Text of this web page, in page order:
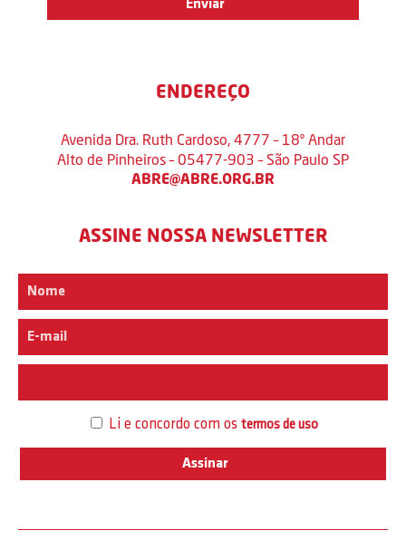
ENDEREÇO
Avenida Dra. Ruth Cardoso, 4777 – 18º Andar
Alto de Pinheiros – 05477-903 – São Paulo SP
ABRE@ABRE.ORG.BR
ASSINE NOSSA NEWSLETTER
Li e concordo com os termos de uso